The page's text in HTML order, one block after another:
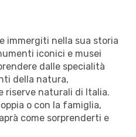
immergiti nella sua storia
iconici e musei
dalle specialità
della natura,
riserve naturali di Italia.
o con la famiglia,
come sorprenderti e